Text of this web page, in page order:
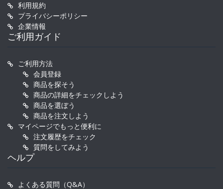
利用規約
プライバシーポリシー
企業情報
ご利用ガイド
ご利用方法
会員登録
商品を探そう
商品の詳細をチェックしよう
商品を選ぼう
商品を注文しよう
マイページでもっと便利に
注文履歴をチェック
質問をしてみよう
ヘルプ
よくある質問（Q&A）